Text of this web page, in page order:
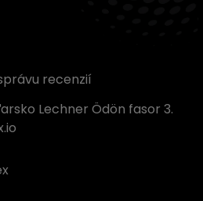
recenzií
Lechner Ödön fasor 3.